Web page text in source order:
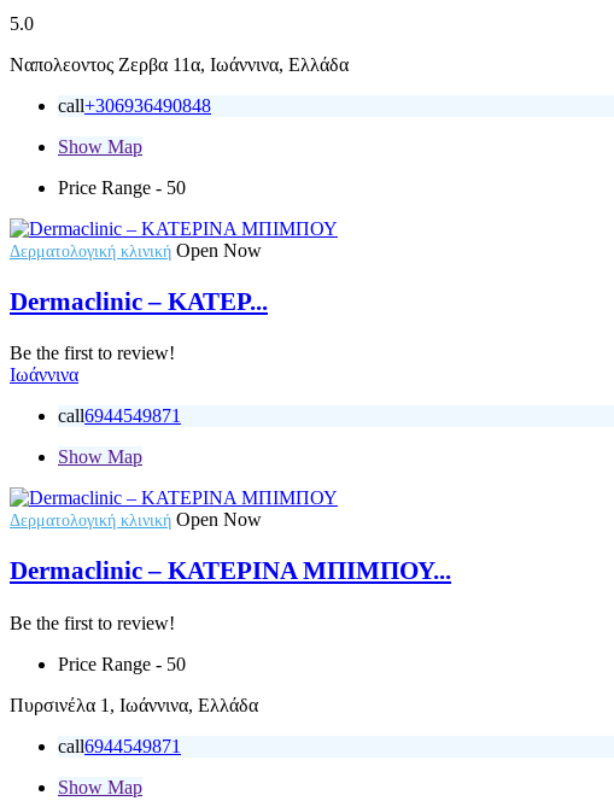
5.0
Ναπολεοντος Zερβα 11α, Ιωάννινα, Ελλάδα
call+306936490848
Show Map
Price Range - 50
Δερματολογική κλινική Open Now
Dermaclinic – ΚΑΤΕΡ...
Be the first to review!
Ιωάννινα
call6944549871
Show Map
Δερματολογική κλινική Open Now
Dermaclinic – ΚΑΤΕΡΙΝΑ ΜΠΙΜΠΟΥ...
Be the first to review!
Price Range - 50
Πυρσινέλα 1, Ιωάννινα, Ελλάδα
call6944549871
Show Map